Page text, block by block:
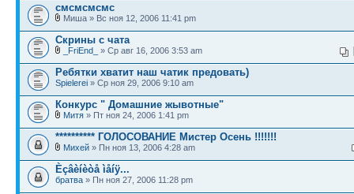
смсмсмсмс
Миша » Вс ноя 12, 2006 11:41 pm
Скрины с чата
_FriEnd_ » Ср авг 16, 2006 3:53 am
Ребятки хватит наш чатик предовать)
Spielerei » Ср ноя 29, 2006 9:10 am
Конкурс " Домашние жывотные"
Митя » Пт ноя 24, 2006 1:41 pm
********** ГОЛОСОВАНИЕ Мистер Осень !!!!!!!
Михей » Пн ноя 13, 2006 4:28 am
Èçâèíèòå ìåíÿ...
братва » Пн ноя 27, 2006 11:28 pm